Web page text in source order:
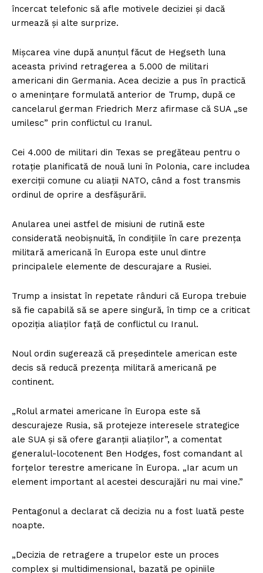
încercat telefonic să afle motivele deciziei și dacă
urmează și alte surprize.
Mișcarea vine după anunțul făcut de Hegseth luna
aceasta privind retragerea a 5.000 de militari
americani din Germania. Acea decizie a pus în practică
o amenințare formulată anterior de Trump, după ce
cancelarul german Friedrich Merz afirmase că SUA „se
umilesc” prin conflictul cu Iranul.
Cei 4.000 de militari din Texas se pregăteau pentru o
rotație planificată de nouă luni în Polonia, care includea
exerciții comune cu aliații NATO, când a fost transmis
ordinul de oprire a desfășurării.
Anularea unei astfel de misiuni de rutină este
considerată neobișnuită, în condițiile în care prezența
militară americană în Europa este unul dintre
principalele elemente de descurajare a Rusiei.
Trump a insistat în repetate rânduri că Europa trebuie
să fie capabilă să se apere singură, în timp ce a criticat
opoziția aliaților față de conflictul cu Iranul.
Noul ordin sugerează că președintele american este
decis să reducă prezența militară americană pe
continent.
„Rolul armatei americane în Europa este să
descurajeze Rusia, să protejeze interesele strategice
ale SUA și să ofere garanții aliaților”, a comentat
generalul-locotenent Ben Hodges, fost comandant al
forțelor terestre americane în Europa. „Iar acum un
element important al acestei descurajări nu mai vine.”
Pentagonul a declarat că decizia nu a fost luată peste
noapte.
„Decizia de retragere a trupelor este un proces
complex și multidimensional, bazată pe opiniile